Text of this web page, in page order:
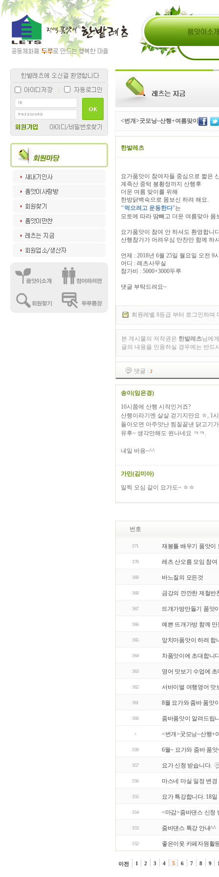
<번개>굿모닝~산행+여름맞이
한밭레츠
요가품앗이 참여자들 중심으로 짧은
계족산 중턱 봉황정까지 산행후
더운 여름 맞이를 위해
한방닭백숙으로 몸보신 하려 해요.
"먹으려고 운동한다"는
모토에 따라 땀빼고 더운 여름맞아 몸
요가품앗이 참여 안 하셔도 환영합니
산행참가가 어려우심 만찬만 함께 하
언제 : 2018년 6월 25일 월요일 오전 9
어디 : 레츠사무실
참가비 : 5000+3000두루
댓글 부탁드려요~
회원레벨 8등급 부터 로그인하여
본 게시물의 저작권은 한밭레츠님에
글의 내용을 인용하실 경우에는 반드
댓글 : 2
송이(임은경)
10시쯤에 산행 시작인거죠?
산행이라기엔 살살 걷기지만요 ㅎ, 1
돌아오면 아주맛난 찜질끝낸 닭고기
유후~ 생각만해도 쒼나네요 ㅋㅋ.
내일 바용~^^
가민(김미아)
일찍 오심 같이 요가도~ ㅎㅎ
번호
371 재봉틀 배우기 품앗이
370 레츠 산오름 모임 참
369 바느질의 모든것
368 금강의 깐깐한 제철반
367 뜨개가방만들기 품앗
366 예쁜 뜨개가방 함께
365 앞치마품앗이 하려 합
364 차품앗이에 초대합니
363 영어 맛보기 수업에
362 서바이벌 여행영어 맛
361 8월 요가와 줌바 품앗
360 줌바품앗이 알려드립
<번개>굿모닝~산행+
358 6월~ 요가와 줌바 품
357 요가 신청 받습니다.
356 마스네 마실 일정 변경
355 요가 특강합니다. 18일
354 <마감>줌바댄스 신청
353 줌바댄스 특강 안내^^
352 좋은이웃 카페자원활
이전 1 2 3 4 5 6 7 8 9